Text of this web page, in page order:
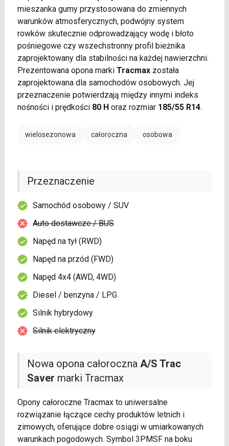
mieszanka gumy przystosowana do zmiennych
warunków atmosferycznych, podwójny system
rowków skutecznie odprowadzający wodę i błoto
pośniegowe czy wszechstronny profil bieżnika
zaprojektowany dla stabilności na każdej nawierzchni.
Prezentowana opona marki Tracmaxzostała
zaprojektowana dla samochodów osobowych. Jej
przeznaczenie potwierdzają między innymi indeks
nośności i prędkości 80 Horaz rozmiar 185/55 R14.
wielosezonowa całoroczna osobowa
Nowa opona całoroczna A/S Trac
Saver marki Tracmax
Opony całoroczne Tracmax to uniwersalne
rozwiązanie łączące cechy produktów letnich i
zimowych, oferujące dobre osiągi w umiarkowanych
warunkach pogodowych. Symbol 3PMSF na boku
Przeznaczenie
Samochód osobowy / SUV
Auto dostawcze / BUS
Napęd na tył (RWD)
Napęd na przód (FWD)
Napęd 4x4 (AWD, 4WD)
Diesel / benzyna / LPG
Silnik hybrydowy
Silnik elektryczny